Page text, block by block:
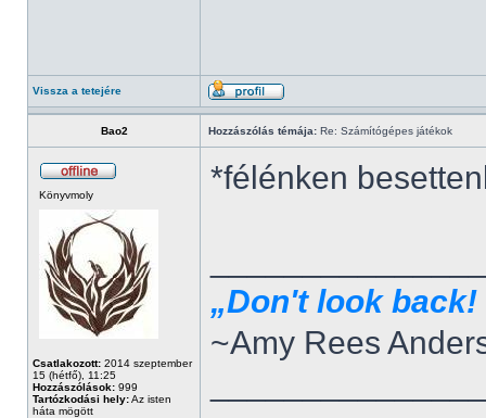
Vissza a tetejére
Bao2 Hozzászólás témája: Re: Számítógépes játékok
Könyvmoly
Csatlakozott: 2014 szeptember
15 (hétfő), 11:25
Hozzászólások: 999
Tartózkodási hely:Az isten
háta mögött
*félénken
„Don't look
~Amy Rees